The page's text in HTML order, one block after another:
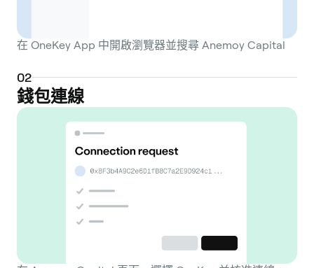
在 OneKey App 中開啟瀏覽器並搜尋 Anemoy Capital
02
錢包連線